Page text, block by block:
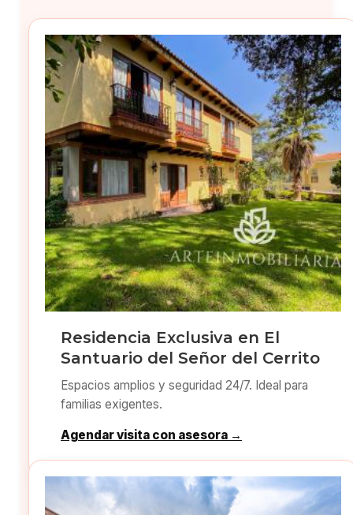
Residencia Exclusiva en El
Santuario del Señor del Cerrito
Espacios amplios y seguridad 24/7. Ideal para
familias exigentes.
Agendar visita con asesora →